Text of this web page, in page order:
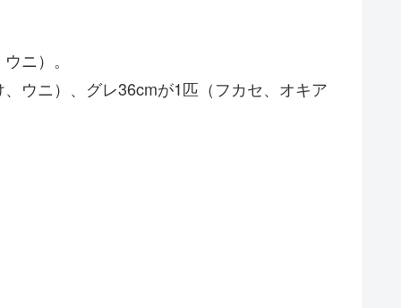
ニ）。
ウニ）、グレ36cmが1匹（フカセ、オキア